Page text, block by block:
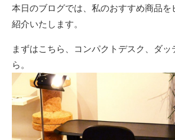
本日のブログでは、私のおすすめ商品
紹介いたします。
まずはこちら、コンパクトデスク、ダ
ら。